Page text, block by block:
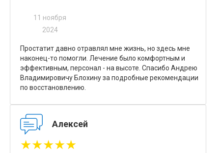
11 ноября
2024
Простатит давно отравлял мне жизнь, но здесь мне
наконец-то помогли. Лечение было комфортным и
эффективным, персонал - на высоте. Спасибо Андрею
Владимировичу Блохину за подробные рекомендации
по восстановлению.
Алексей
★★★★★